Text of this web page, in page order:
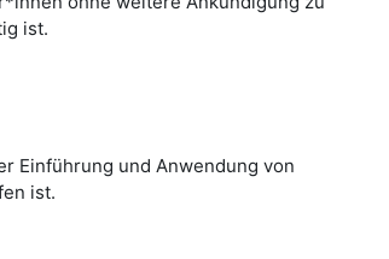
ist.
Einführung und Anwendung von
ist.